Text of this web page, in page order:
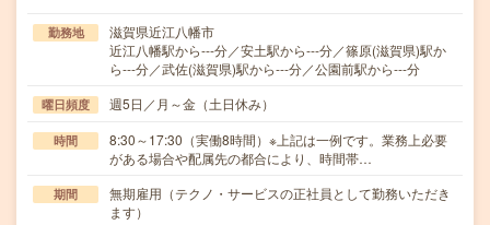
勤務地
滋賀県近江八幡市
近江八幡駅から---分／安土駅から---分／篠原(滋賀県)駅か
ら---分／武佐(滋賀県)駅から---分／公園前駅から---分
曜日頻度 週5日／月～金（土日休み）
時間
8:30～17:30（実働8時間）※上記は一例です。業務上必要
がある場合や配属先の都合により、時間帯…
期間
無期雇用（テクノ・サービスの正社員として勤務いただき
ます）